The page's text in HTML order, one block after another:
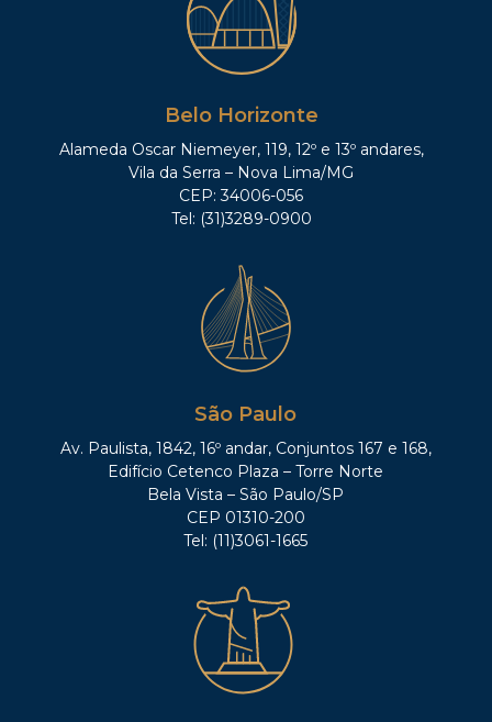
Belo Horizonte
Alameda Oscar Niemeyer, 119, 12º e 13º andares,
Vila da Serra – Nova Lima/MG
CEP: 34006-056
Tel: (31)3289-0900
São Paulo
Av. Paulista, 1842, 16º andar, Conjuntos 167 e 168,
Edifício Cetenco Plaza – Torre Norte
Bela Vista – São Paulo/SP
CEP 01310-200
Tel: (11)3061-1665